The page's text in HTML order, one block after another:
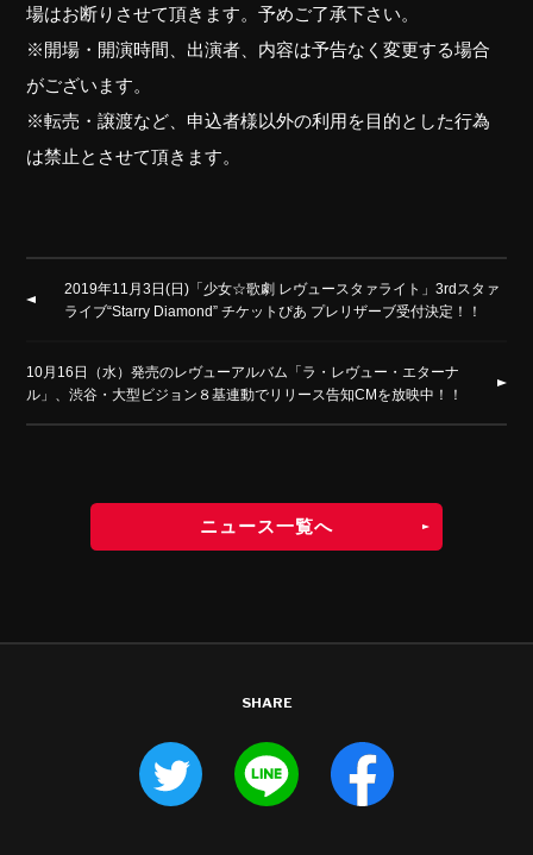
場はお断りさせて頂きます。予めご了承下さい。
※開場・開演時間、出演者、内容は予告なく変更する場合
がございます。
※転売・譲渡など、申込者様以外の利用を目的とした行為
は禁止とさせて頂きます。
2019年11月3日(日)「少女☆歌劇 レヴュースタァライト」3rdスタァ
ライブ“Starry Diamond” チケットぴあ プレリザーブ受付決定！！
10月16日（水）発売のレヴューアルバム「ラ・レヴュー・エターナ
ル」、渋谷・大型ビジョン８基連動でリリース告知CMを放映中！！
ニュース一覧へ
SHARE